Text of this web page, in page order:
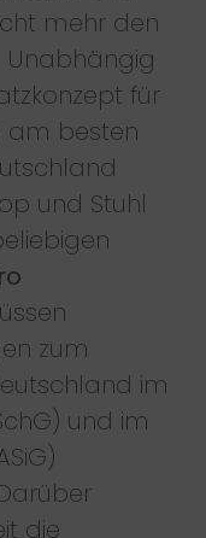
mehr den
für
am besten
und Stuhl
zum
im
und im
die